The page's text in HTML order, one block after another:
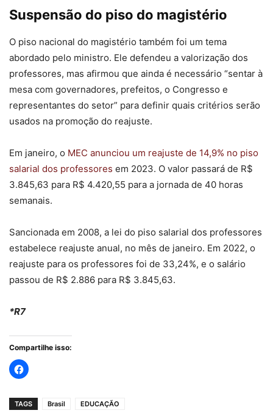
Suspensão do piso do magistério
O piso nacional do magistério também foi um tema
abordado pelo ministro. Ele defendeu a valorização dos
professores, mas afirmou que ainda é necessário “sentar à
mesa com governadores, prefeitos, o Congresso e
representantes do setor” para definir quais critérios serão
usados na promoção do reajuste.
Em janeiro, o MEC anunciou um reajuste de 14,9% no piso
salarial dos professores em 2023. O valor passará de R$
3.845,63 para R$ 4.420,55 para a jornada de 40 horas
semanais.
Sancionada em 2008, a lei do piso salarial dos professores
estabelece reajuste anual, no mês de janeiro. Em 2022, o
reajuste para os professores foi de 33,24%, e o salário
passou de R$ 2.886 para R$ 3.845,63.
*R7
Compartilhe isso:
TAGS Brasil EDUCAÇÃO